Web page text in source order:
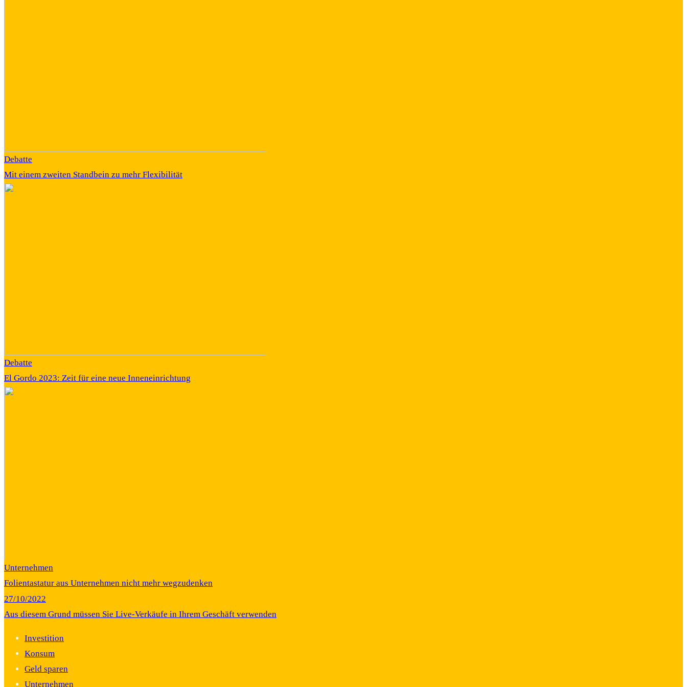
Debatte
Mit einem zweiten Standbein zu mehr Flexibilität
Debatte
El Gordo 2023: Zeit für eine neue Inneneinrichtung
Unternehmen
Folientastatur aus Unternehmen nicht mehr wegzudenken
27/10/2022
Aus diesem Grund müssen Sie Live-Verkäufe in Ihrem Geschäft verwenden
Investition
Konsum
Geld sparen
Unternehmen